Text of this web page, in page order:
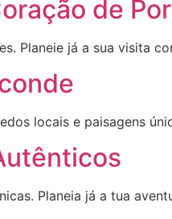
de
Planeie já a sua visita
locais e paisagens
Planeia já a tua